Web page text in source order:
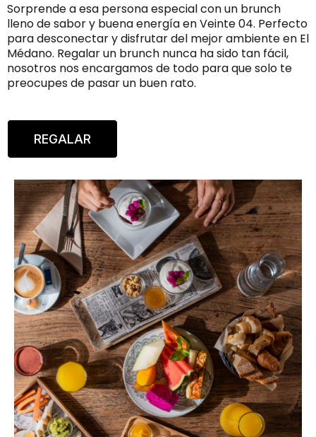
Sorprende a esa persona especial con un brunch
lleno de sabor y buena energía en Veinte 04. Perfecto
para desconectar y disfrutar del mejor ambiente en El
Médano. Regalar un brunch nunca ha sido tan fácil,
nosotros nos encargamos de todo para que solo te
preocupes de pasar un buen rato.
REGALAR